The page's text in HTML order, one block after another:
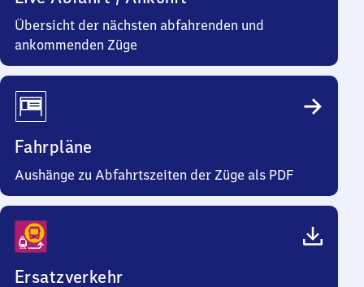
Übersicht der nächsten abfahrenden und
ankommenden Züge
Fahrpläne
Aushänge zu Abfahrtszeiten der Züge als PDF
Ersatzverkehr